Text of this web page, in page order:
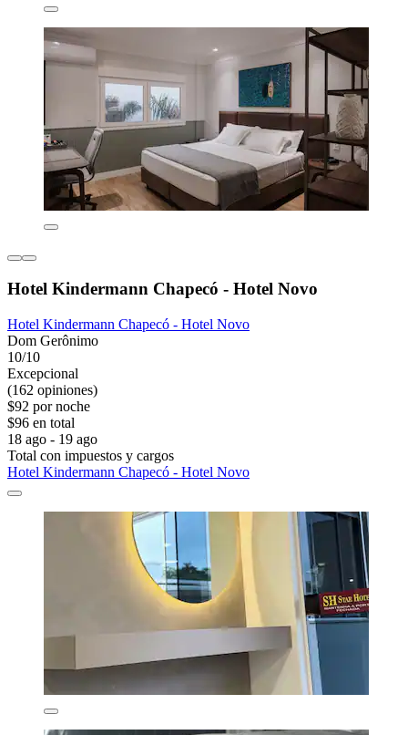
Hotel Kindermann Chapecó - Hotel Novo
Hotel Kindermann Chapecó - Hotel Novo
Dom Gerônimo
10/10
Excepcional
(162 opiniones)
$92 por noche
$96 en total
18 ago - 19 ago
Total con impuestos y cargos
Hotel Kindermann Chapecó - Hotel Novo